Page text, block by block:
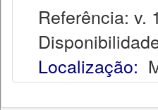
Referência: v.
Localização: